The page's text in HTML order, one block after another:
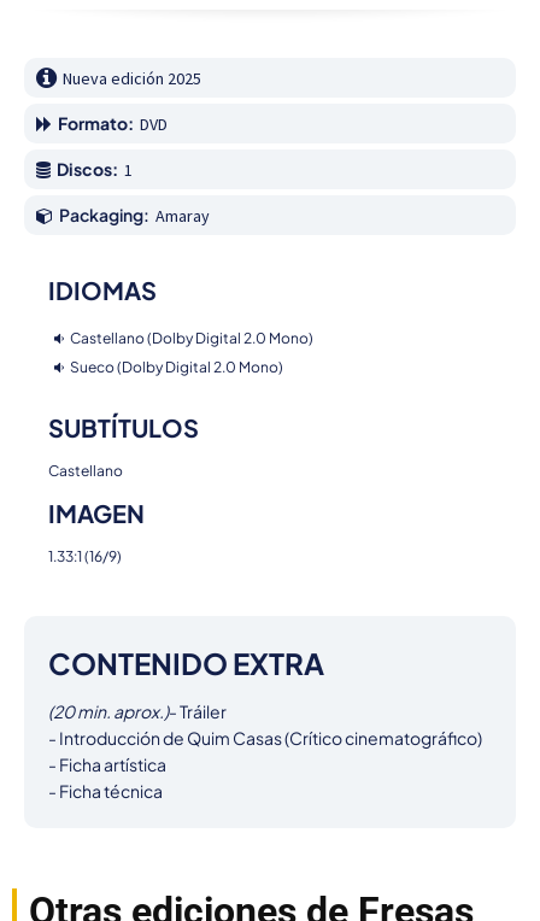
Nueva edición 2025
Formato: DVD
Discos: 1
Packaging: Amaray
IDIOMAS
Castellano (Dolby Digital 2.0 Mono)
Sueco (Dolby Digital 2.0 Mono)
SUBTÍTULOS
Castellano
IMAGEN
1.33:1 (16/9)
CONTENIDO EXTRA
(20 min. aprox.)- Tráiler
- Introducción de Quim Casas (Crítico cinematográfico)
- Ficha artística
- Ficha técnica
Otras ediciones de Fresas